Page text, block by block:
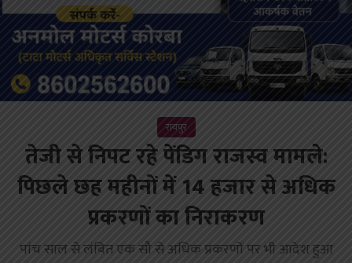
रायपुर
तेजी से निपट रहे पेंडिग राजस्व मामले:
पिछले छह महीनों में 14 हजार से अधिक
प्रकरणों का निराकरण
पांच साल से लंबित एक सौ से अधिक प्रकरणों पर भी आदेश हुआ